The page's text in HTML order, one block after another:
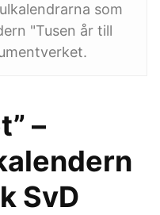
som
"Tusen år till
–
SvD